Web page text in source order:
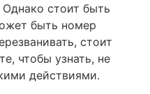
Однако стоит быть
быть номер
стоит
чтобы узнать, не
действиями.